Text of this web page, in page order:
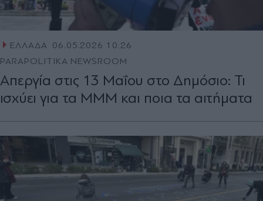
ΕΛΛΑΔΑ
06.05.2026 10:26
PARAPOLITIKA NEWSROOM
Απεργία στις 13 Μαΐου στο Δημόσιο: Τι
ισχύει για τα ΜΜΜ και ποια τα αιτήματα